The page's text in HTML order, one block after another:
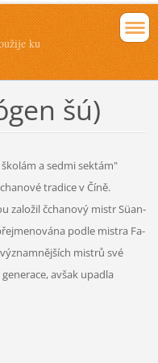
ku
šú)
a sedmi sektám"
tradice v Číně.
založil čchanový mistr Süan-
podle mistra Fa-
mistrů své
avšak upadla